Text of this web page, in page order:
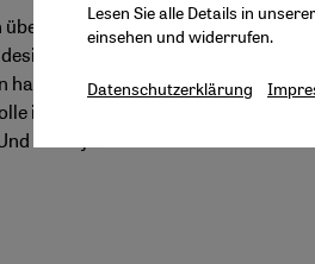
über Jahre: Sollte für
werden, die sich an
halten? Sollten
in einer politischen
wenn ja: Welche? Von
Lesen Sie alle Details in unserer
einsehen und widerrufen.
Datenschutzerklärung